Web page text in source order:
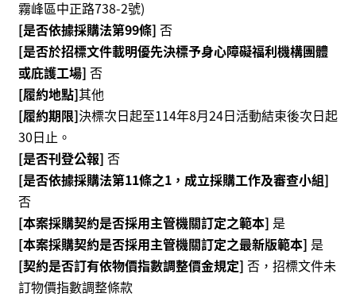
常
見
問
答
意
見
反
應
信
箱
網
站
導
覽
霧峰區中正路738-2號)
[是否依據採購法第99條] 否
[是否於招標文件載明優先決標予身心障礙福利機構團體
或庇護工場] 否
[履約地點]其他
[履約期限]決標次日起至114年8月24日活動結束後次日起
30日止。
[是否刊登公報] 否
[是否依據採購法第11條之1，成立採購工作及審查小組]
否
[本案採購契約是否採用主管機關訂定之範本] 是
[本案採購契約是否採用主管機關訂定之最新版範本] 是
[契約是否訂有依物價指數調整價金規定] 否，招標文件未
訂物價指數調整條款